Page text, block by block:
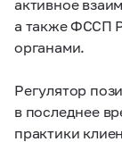
активное
а также ФССП
органами.
Регулятор
в последнее
практики